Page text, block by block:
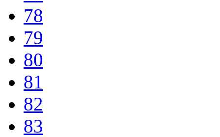
78
79
80
81
82
83